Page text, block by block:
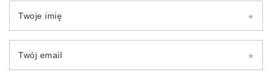
Twoje imię
Twój email